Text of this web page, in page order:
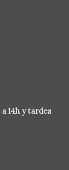
14h y tardes